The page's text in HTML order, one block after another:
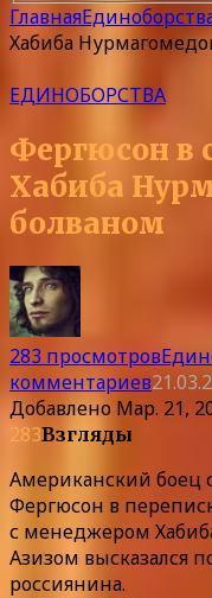
Главная
Хабиба
ЕДИНОБОРСТВА
Фергюсон в
Хабиба
болваном
283 просмотров
комментариев
Добавлено Мар. 21,
283Взгляды
Американский боец
Фергюсон в
с менеджером
Азизом высказался
россиянина.